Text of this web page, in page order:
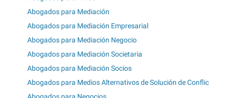
Abogados para Mediación
Abogados para Mediación Empresarial
Abogados para Mediación Negocio
Abogados para Mediación Societaria
Abogados para Mediación Socios
Abogados para Medios Alternativos de Solución de Conflic